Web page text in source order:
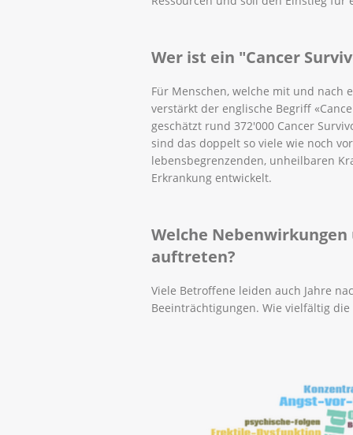
Wer ist ein "Cancer
Für Menschen, welche mit und nach
verstärkt der englische Begriff
geschätzt rund 372'000 Cancer
sind das doppelt so viele wie noch
lebensbegrenzenden, unheilbaren
Erkrankung entwickelt.
Welche
auftreten?
Viele Betroffene leiden auch Jahre
Beeinträchtigungen. Wie vielfältig